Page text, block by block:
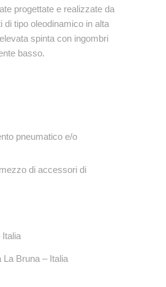
progettate e realizzate da
tipo oleodinamico in alta
spinta con ingombri
basso.
pneumatico e/o
di accessori di
Italia
La Bruna – Italia